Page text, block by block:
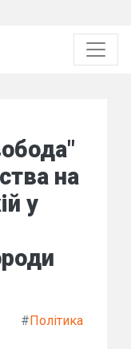
на
у
#Політика